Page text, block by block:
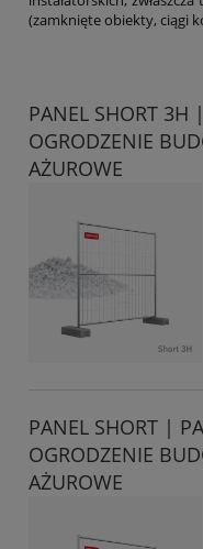
(zamknięte obiekty, ciągi
PANEL SHORT 3H
OGRODZENIE
AŻUROWE
PANEL SHORT |
OGRODZENIE
AŻUROWE